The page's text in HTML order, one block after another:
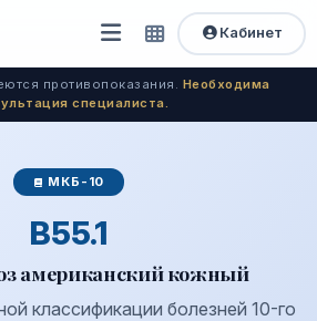
Открыть
меню
Быстрый
доступ
Кабинет
противопоказания. Необходима
специалиста.
МКБ-10
B55.1
американский кожный
классификации болезней 10-го